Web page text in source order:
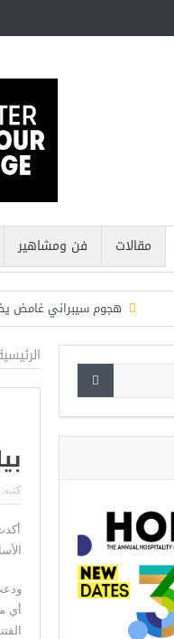
مقالات فن ومشاهير
هجوم سيبراني غامض
اعتقال
هيكلية الجيش
فرنسا تخرج ببطء من
كتبه:
أي